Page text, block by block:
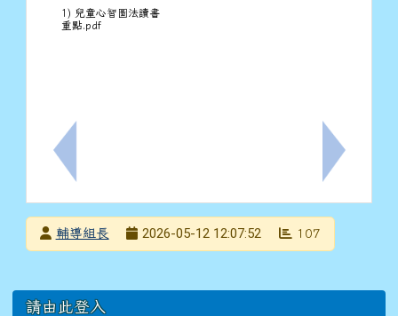
上一筆：檢送本市115學年度月薪制特教學生助理人員
1) 兒童心智圖法讀書
重點.pdf
下一筆：
發布者輔導組長
2026-05-12 12:07:52 107
左邊區域內容
請由此登入